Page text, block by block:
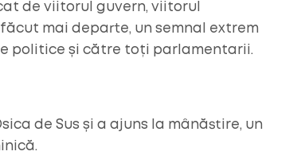
de viitorul guvern, viitorul
mai departe, un semnal extrem
politice și către toți parlamentarii.
de Sus și a ajuns la mânăstire, un